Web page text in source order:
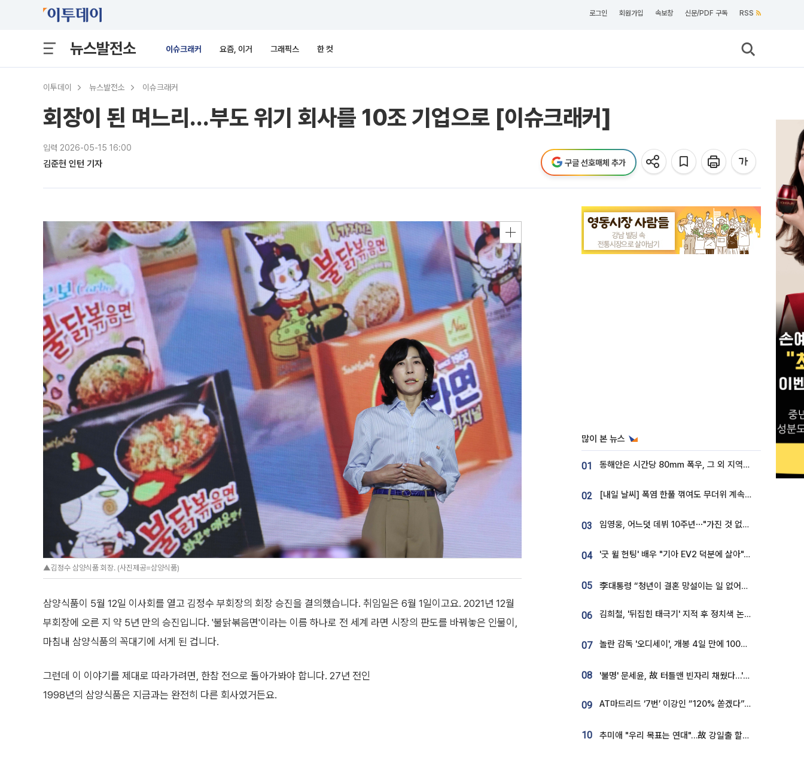
로그인 회원가입 속보창 신문/PDF 구독 RSS
뉴스발전소 이슈크래커 요즘, 이거 그래픽스 한 컷
이투데이 뉴스발전소 이슈크래커
회장이 된 며느리…부도 위기 회사를 10조 기업으로 [이슈크래커]
입력 2026-05-15 16:00
김준현 인턴 기자 구글 선호매체 추가
▲김정수 삼양식품 회장. (사진제공=삼양식품)
삼양식품이 5월 12일 이사회를 열고 김정수 부회장의 회장 승진을 결의했습니다. 취임일은 6월 1일이고요. 2021년 12월
부회장에 오른 지 약 5년 만의 승진입니다. '불닭볶음면'이라는 이름 하나로 전 세계 라면 시장의 판도를 바꿔놓은 인물이,
마침내 삼양식품의 꼭대기에 서게 된 겁니다.
그런데 이 이야기를 제대로 따라가려면, 한참 전으로 돌아가봐야 합니다. 27년 전인
1998년의 삼양식품은 지금과는 완전히 다른 회사였거든요.
많이 본 뉴스
01 동해안은 시간당 80㎜ 폭우, 그 외 지역은 폭염…‘극과 극 날씨’
02 [내일 날씨] 폭염 한풀 꺾여도 무더위 계속⋯동해안 이틀 연속 비
03 임영웅, 어느덧 데뷔 10주년⋯"가진 것 없던 시절, 내 앞엔 20명의 팬뿐"
04 '굿 윌 헌팅' 배우 "기아 EV2 덕분에 살아"…교통사고 후 안전성 극찬
05 李대통령 “청년이 결혼 망설이는 일 없어야...제도상 불이익 조사”
06 김희철, '뒤집힌 태극기' 지적 후 정치색 논란…"좌우 떠나 우리나라 국기"
07 놀란 감독 '오디세이', 개봉 4일 만에 100만 돌파⋯'왕사남' 보다 빠르다
08 '불명' 문세윤, 故 터틀맨 빈자리 채웠다…'거북이' 눈물의 최종 우승
09 AT마드리드 ‘7번’ 이강인 “120% 쏟겠다”⋯시메오네 감독 “필요한 선수”
10 추미애 "우리 목표는 연대"…故 강일출 할머니 흉상 제막